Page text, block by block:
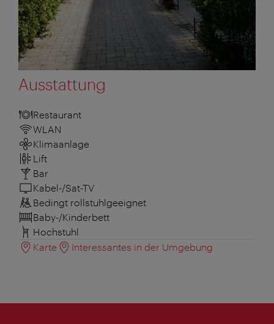
Ausstattung
Restaurant
WLAN
Klimaanlage
Lift
Bar
Kabel-/Sat-TV
Bedingt rollstuhlgeeignet
Baby-/Kinderbett
Hochstuhl
Karte
Interessantes in der Umgebung